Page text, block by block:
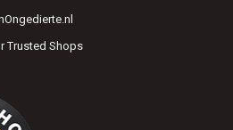
Trusted Shops